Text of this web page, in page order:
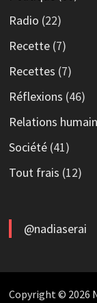
Radio (22)
Recette(7)
Recettes (7)
Réflexions (46)
Relations
Société(41)
Tout frais (12)
@nadiaserai
Copyright © 2026